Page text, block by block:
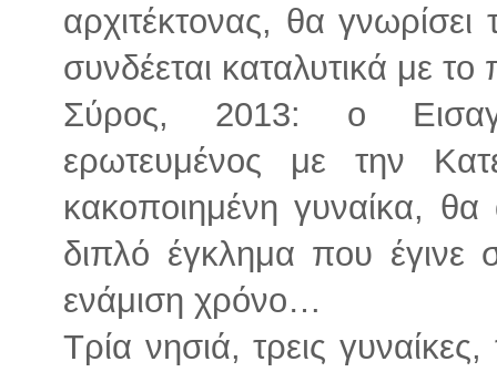
αρχιτέκτονας, θα
συνδέεται καταλυτικά με
Σύρος, 2013: o
ερωτευμένος με την
κακοποιημένη γυναίκα,
διπλό έγκλημα που έγινε
ενάμιση χρόνο…
Τρία νησιά, τρεις